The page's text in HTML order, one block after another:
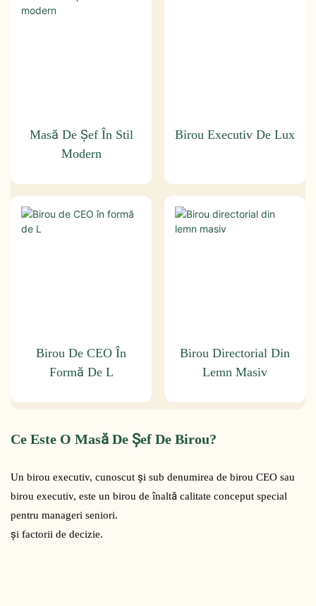
Masă De Șef În Stil
Modern
Birou Executiv De Lux
Birou De CEO În
Formă De L
Birou Directorial Din
Lemn Masiv
Ce Este O Masă De Șef De Birou?
Un birou executiv, cunoscut și sub denumirea de birou CEO sau
birou executiv, este un birou de înaltă calitate conceput special
pentru manageri seniori.
și factorii de decizie.